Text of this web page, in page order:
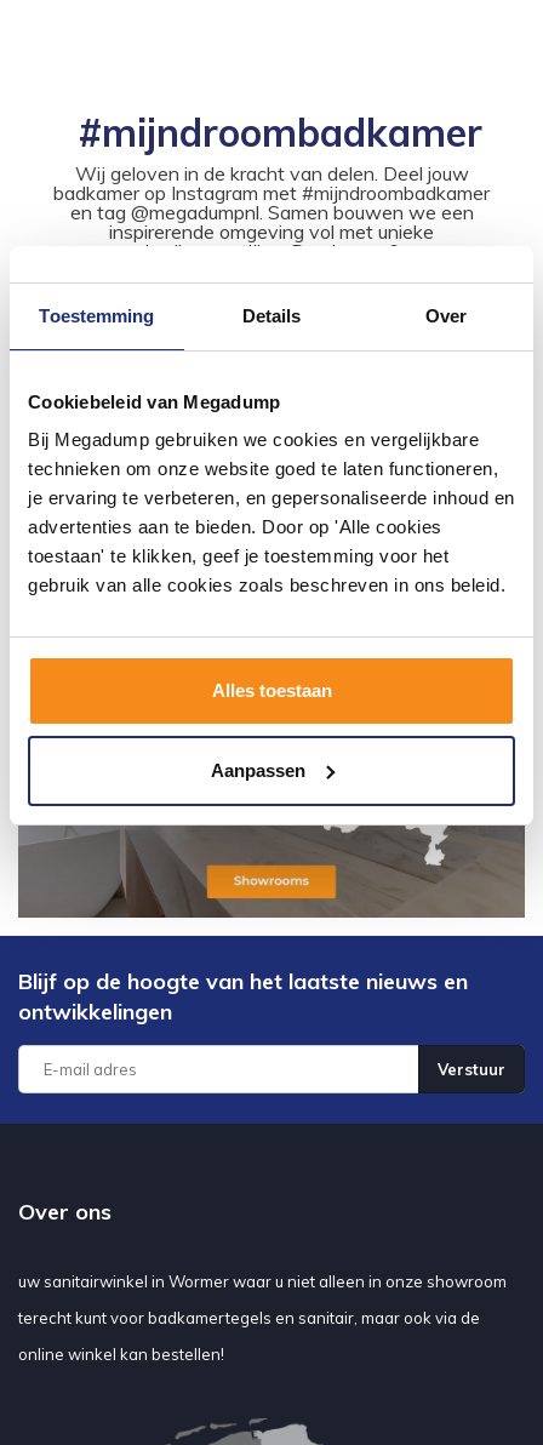
Toestemming Details Over
Cookiebeleid van Megadump
Bij Megadump gebruiken we cookies en vergelijkbare
technieken om onze website goed te laten functioneren,
je ervaring te verbeteren, en gepersonaliseerde inhoud en
advertenties aan te bieden. Door op 'Alle cookies
toestaan' te klikken, geef je toestemming voor het
gebruik van alle cookies zoals beschreven in ons beleid.
Alles toestaan
Aanpassen
#mijndroombadkamer
Wij geloven in de kracht van delen. Deel jouw
badkamer op Instagram met #mijndroombadkamer
en tag @megadumpnl. Samen bouwen we een
inspirerende omgeving vol met unieke
badkamerstijlen. Doe je mee?
Blijf op de hoogte van het laatste nieuws en
ontwikkelingen
Verstuur
Over ons
uw sanitairwinkel in Wormer waar u niet alleen in onze showroom
terecht kunt voor badkamertegels en sanitair, maar ook via de
online winkel kan bestellen!